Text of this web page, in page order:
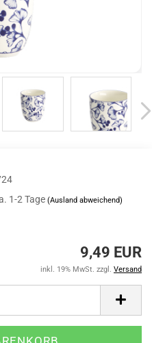
1-2 Tage(Ausland abweichend)
9,49 EUR
inkl. 19% MwSt. zzgl. Versand